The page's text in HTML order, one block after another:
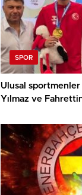
SPOR
Ulusal sportmenler
Yılmaz ve